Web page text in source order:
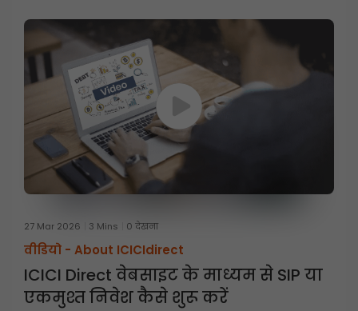
27 Mar 2026 3 Mins 0 देखना
वीडियो - About ICICIdirect
ICICI Direct वेबसाइट के माध्यम से SIP या
एकमुश्त निवेश कैसे शुरू करें